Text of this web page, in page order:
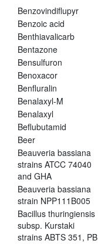
Benzovindiflupyr
Benzoic acid
Benthiavalicarb
Bentazone
Bensulfuron
Benoxacor
Benfluralin
Benalaxyl-M
Benalaxyl
Beflubutamid
Beer
Beauveria bassiana
strains ATCC 74040
and GHA
Beauveria bassiana
strain NPP111B005
Bacillus thuringiensis
subsp. Kurstaki
strains ABTS 351, PB